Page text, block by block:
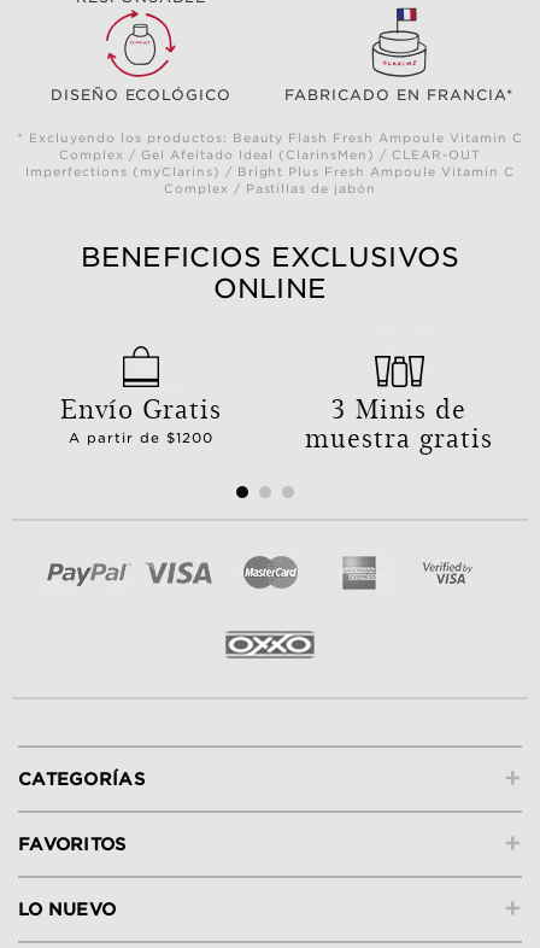
DISEÑO ECOLÓGICO FABRICADO EN FRANCIA*
* Excluyendo los productos: Beauty Flash Fresh Ampoule Vitamin C
Complex / Gel Afeitado Ideal (ClarinsMen) / CLEAR-OUT
Imperfections (myClarins) / Bright Plus Fresh Ampoule Vitamin C
Complex / Pastillas de jabón
BENEFICIOS EXCLUSIVOS
ONLINE
Envío Gratis
A partir de $1200
3 Minis de
muestra gratis
+
CATEGORÍAS
+
FAVORITOS
+
LO NUEVO